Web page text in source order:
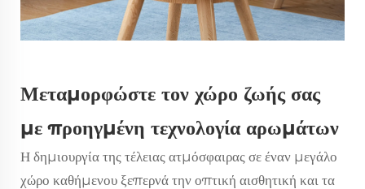
Μεταμορφώστε τον χώρο ζωής σας
με προηγμένη τεχνολογία αρωμάτων
Η δημιουργία της τέλειας ατμόσφαιρας σε έναν μεγάλο
χώρο καθήμενου ξεπερνά την οπτική αισθητική και τα